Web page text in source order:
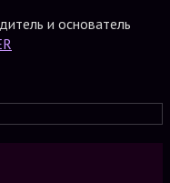
и основатель